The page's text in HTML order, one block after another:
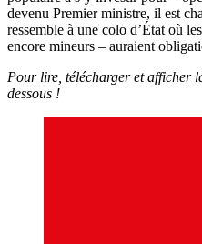
devenu Premier ministre, il est
ressemble à une colo d’État où
encore mineurs – auraient
Pour lire, télécharger et afficher
dessous !